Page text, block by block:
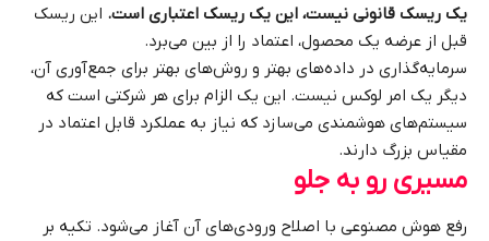
یک ریسک قانونی نیست، این یک ریسک اعتباری است. این ریسک
قبل از عرضه یک محصول، اعتماد را از بین می‌برد.
سرمایه‌گذاری در داده‌های بهتر و روش‌های بهتر برای جمع‌آوری آن،
دیگر یک امر لوکس نیست. این یک الزام برای هر شرکتی است که
سیستم‌های هوشمندی می‌سازد که نیاز به عملکرد قابل اعتماد در
مقیاس بزرگ دارند.
مسیری رو به جلو
رفع هوش مصنوعی با اصلاح ورودی‌های آن آغاز می‌شود. تکیه بر